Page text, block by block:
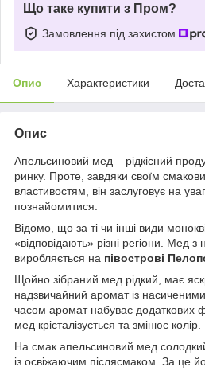
Що таке купити з Пром?
Замовлення під захистом
Опис Характеристики
Опис
Апельсиновий мед – рідкісний
ринку. Проте, завдяки своїм
властивостям, він заслуговує на
познайомитися.
Відомо, що за ті чи інші види
«відповідають» різні регіони. Мед з
виробляється на півострові
Щойно зібраний мед рідкий, має
надзвичайний аромат із
часом аромат набуває додаткових
мед крісталізується та змінює колір.
На смак апельсиновий мед
із освіжаючим післясмаком. За це